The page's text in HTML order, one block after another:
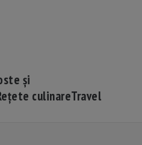
și
culinareTravel